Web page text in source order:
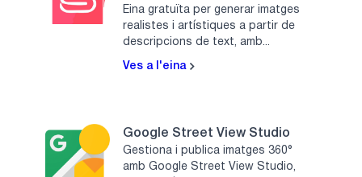
Eina gratuïta per generar imatges
realistes i artístiques a partir de
descripcions de text, amb...
Ves a l'eina
Google Street View Studio
Gestiona i publica imatges 360°
amb Google Street View Studio,